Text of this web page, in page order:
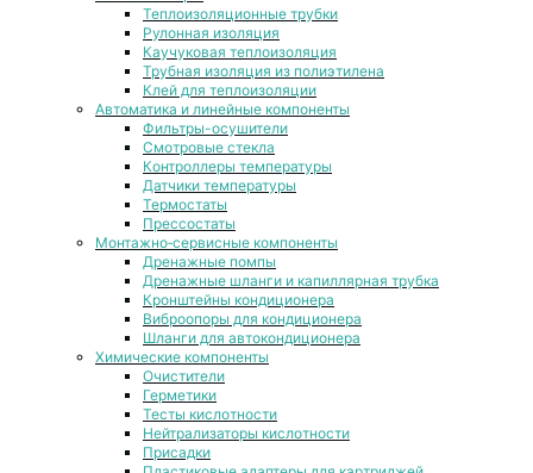
Теплоизоляционные трубки
Рулонная изоляция
Каучуковая теплоизоляция
Трубная изоляция из полиэтилена
Клей для теплоизоляции
Автоматика и линейные компоненты
Фильтры-осушители
Смотровые стекла
Контроллеры температуры
Датчики температуры
Термостаты
Прессостаты
Монтажно‑сервисные компоненты
Дренажные помпы
Дренажные шланги и капиллярная трубка
Кронштейны кондиционера
Виброопоры для кондиционера
Шланги для автокондиционера
Химические компоненты
Очистители
Герметики
Тесты кислотности
Нейтрализаторы кислотности
Присадки